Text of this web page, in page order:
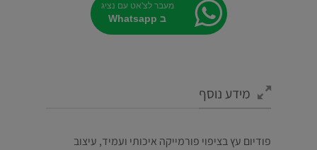
מעבר לצ'אט עם נציג
ב Whatsapp
מידע נוסף
פודיום עץ בציפוי פורמייקה איכותי ועמיד, עיצוב